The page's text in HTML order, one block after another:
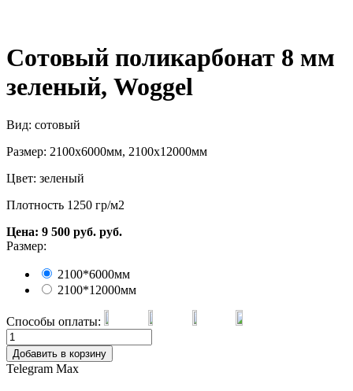
Сотовый поликарбонат 8 мм
зеленый, Woggel
Вид: сотовый
Размер: 2100х6000мм, 2100х12000мм
Цвет: зеленый
Плотность 1250 гр/м2
Цена: 9 500 руб. руб.
Размер:
2100*6000мм
2100*12000мм
Способы оплаты:
Добавить в корзину
Telegram Max